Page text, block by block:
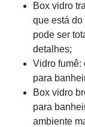
Box vidro
que está
pode ser
detalhes;
Vidro fumê:
para
Box vidro
para
ambiente